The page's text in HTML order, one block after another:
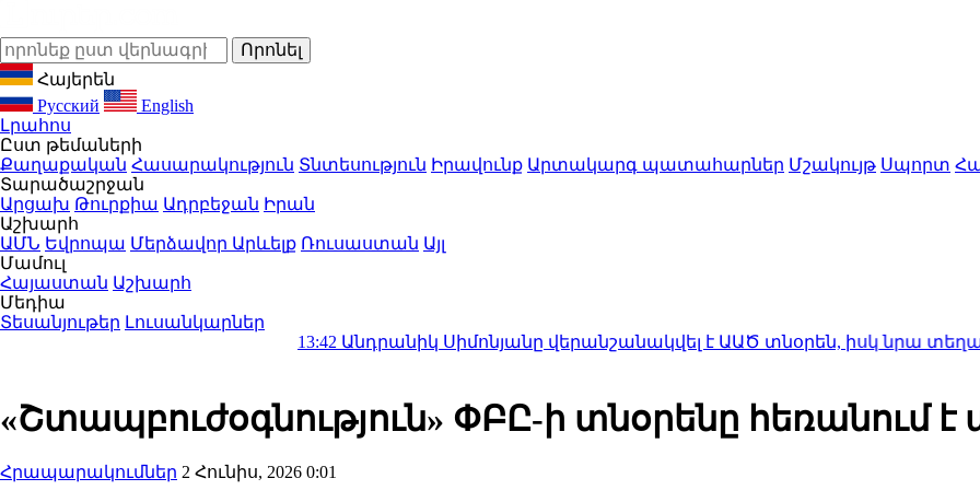
Հայերեն
Русский
English
Լրահոս
Ըստ թեմաների
Քաղաքական Հասարակություն Տնտեսություն Իրավունք Արտակարգ պատահարներ Մշակույթ Սպորտ
Տարածաշրջան
Արցախ Թուրքիա Ադրբեջան Իրան
Աշխարհ
ԱՄՆ Եվրոպա Մերձավոր Արևելք Ռուսաստան Այլ
Մամուլ
Հայաստան Աշխարհ
Մեդիա
Տեսանյութեր Լուսանկարներ
Անդրանիկ Սիմոնյանը վերանշանակվել է ԱԱԾ տնօրեն, իսկ նրա տեղակալ
«Շտապբուժօգնություն» ՓԲԸ-ի տնօրենը հեռանում
Հրապարակումներ 2 Հունիս, 2026 0:01